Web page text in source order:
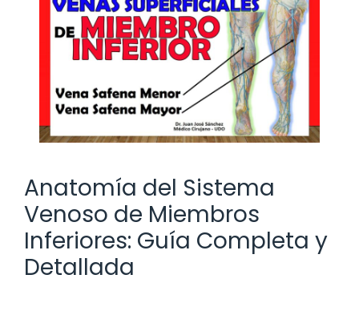
Anatomía del Sistema
Venoso de Miembros
Inferiores: Guía Completa y
Detallada